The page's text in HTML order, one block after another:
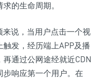
的生命周期。
来说，当用户点击一个视
发，经历端上APP及播
通过公网途经就近CDN
响应第一个用户。在